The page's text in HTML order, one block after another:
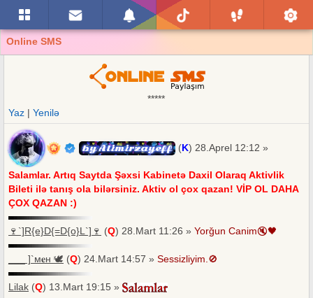
Online SMS
*****
Yaz
Yenilə
by Alimirzayeff (K) 28.Aprel 12:12 »
Salamlar. Artıq Saytda Şəxsi Kabinetə Daxil Olaraq Aktivlik
Bileti ilə tanış ola bilərsiniz. Aktiv ol çox qazan! VİP OL DAHA
ÇOX QAZAN :)
🍷`]R{e}D{=D{o}L`]🍷 (Q) 28.Mart 11:26 » Yorǧun Canim🔇🖤
___ ]`м𝐞н 🕊 (Q) 24.Mart 14:57 » Sessizliyim.🚫
Lilak (Q) 13.Mart 19:15 »